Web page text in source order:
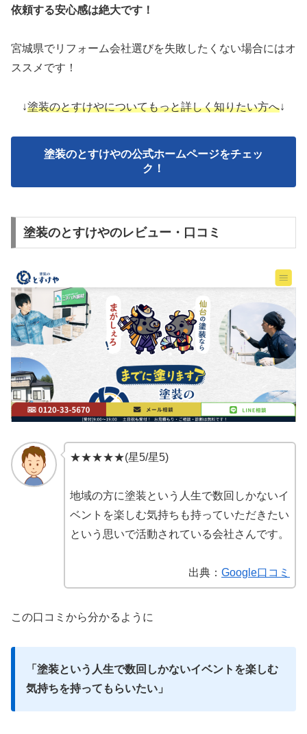
依頼する安心感は絶大です！
宮城県でリフォーム会社選びを失敗したくない場合にはオ
ススメです！
↓塗装のとすけやについてもっと詳しく知りたい方へ↓
塗装のとすけやの公式ホームページをチェッ
ク！
塗装のとすけやのレビュー・口コミ
★★★★★(星5/星5)
地域の方に塗装という人生で数回しかないイ
ベントを楽しむ気持ちも持っていただきたい
という思いで活動されている会社さんです。
出典： Google口コミ
この口コミから分かるように
「 塗装という人生で数回しかないイベントを楽しむ
気持ちを持ってもらいたい」